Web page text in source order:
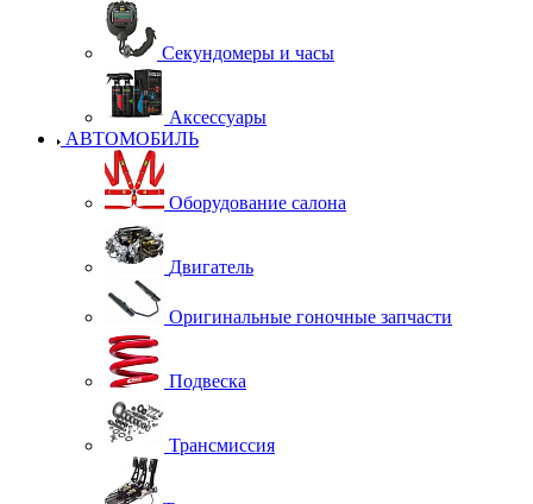
Секундомеры и часы
Аксессуары
АВТОМОБИЛЬ
Оборудование салона
Двигатель
Оригинальные гоночные запчасти
Подвеска
Трансмиссия